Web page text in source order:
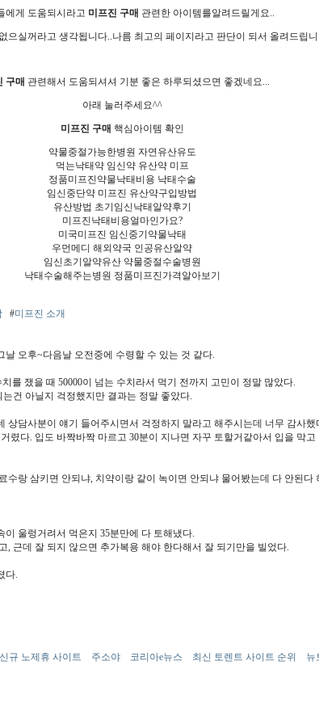
에게 도움되시라고 미프진 구매 관련한 아이템를알려드릴게요..
으실꺼라고 생각됩니다..나름 최고의 페이지라고 판단이 되서 올려드립
구매 관련해서 도움되셔셔 기분 좋은 하루되셨으면 좋겠네요...
아래 눌러주세요^^
미프진 구매 핵심아이템 확인
약물중절가능한병원 자연유산유도
먹는낙태약 임신약 유산약 미프
정품미프진약물낙태비용 낙태수술
임신중단약 미프진 유산약구입방법
유산방법 초기임신낙태알약후기
미프진낙태비용얼마인가요?
미국미프진 임신중기약물낙태
우먼메디 해외약국 인공유산알약
임신초기알약유산 약물중절수술병원
낙태수술해주는병원 정품미프진가격알아보기
#미프진 소개
오후~다음날 오전중에 수령할 수 있는 것 같다.
를 쟀을 때 50000이 넘는 수치라서 먹기 전까지 고민이 정말 많았다.
건 아닐지 걱정했지만 결과는 정말 좋았다.
담사분이 얘기 들어주시면서 걱정하지 말라고 해주시는데 너무 감사했
다. 입도 바짝바짝 마르고 30분이 지나면 자꾸 토할거같아서 입을 막고
랑 삼키면 안되냐, 치약이랑 같이 녹이면 안되냐 물어봤는데 다 안된다
울렁거려서 먹은지 35분만에 다 토해냈다.
근데 잘 되지 않으면 추가복용 해야 한다해서 잘 되기만을 빌었다.
다.
신규 노제휴 사이트 주소야 코리아e뉴스 최신 토렌트 사이트 순위 뉴